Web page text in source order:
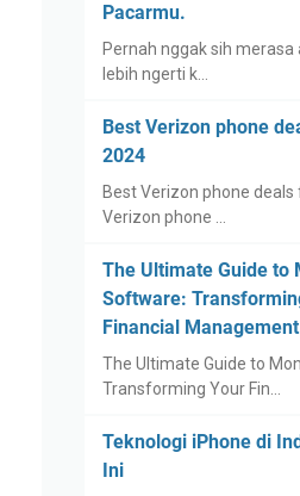
Pacarmu.
Pernah nggak sih
lebih ngerti k…
Best Verizon phone
2024
Best Verizon phone
Verizon phone …
The Ultimate Guide to
Software:
Financial Management
The Ultimate Guide to
Transforming Your Fin…
Teknologi iPhone di
Ini